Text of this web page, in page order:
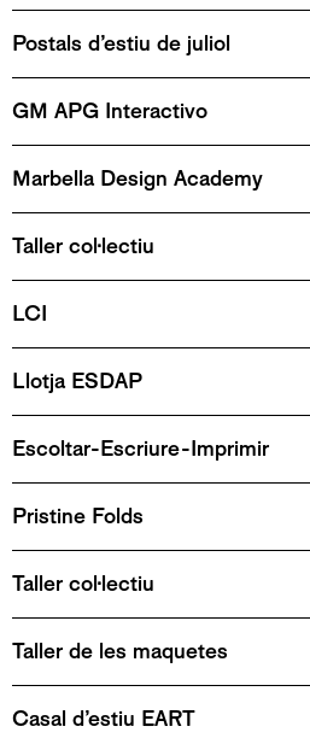
Postals d’estiu de juliol
GM APG Interactivo
Marbella Design Academy
Taller col·lectiu
LCI
Llotja ESDAP
Escoltar-Escriure-Imprimir
Pristine Folds
Taller col·lectiu
Taller de les maquetes
Casal d’estiu EART